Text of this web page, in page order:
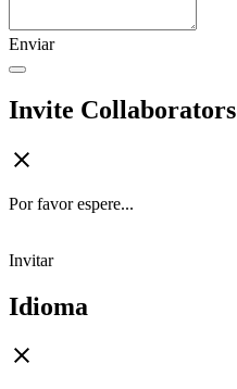
Enviar
Invite Collaborators
Por favor espere...
Invitar
Idioma